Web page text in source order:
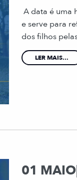
A data é uma
e serve para
dos filhos
LER MAIS...
01